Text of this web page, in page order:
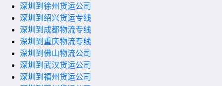
深圳到徐州货运公司
深圳到绍兴货运专线
深圳到成都物流专线
深圳到重庆物流专线
深圳到佛山物流公司
深圳到武汉货运公司
深圳到福州货运公司